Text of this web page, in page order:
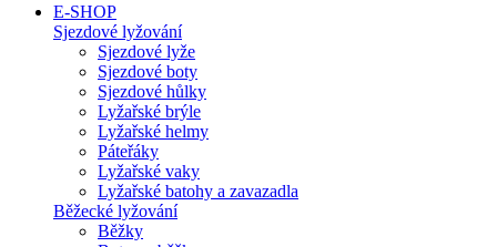
E-SHOP
Sjezdové lyžování
Sjezdové lyže
Sjezdové boty
Sjezdové hůlky
Lyžařské brýle
Lyžařské helmy
Páteřáky
Lyžařské vaky
Lyžařské batohy a zavazadla
Běžecké lyžování
Běžky